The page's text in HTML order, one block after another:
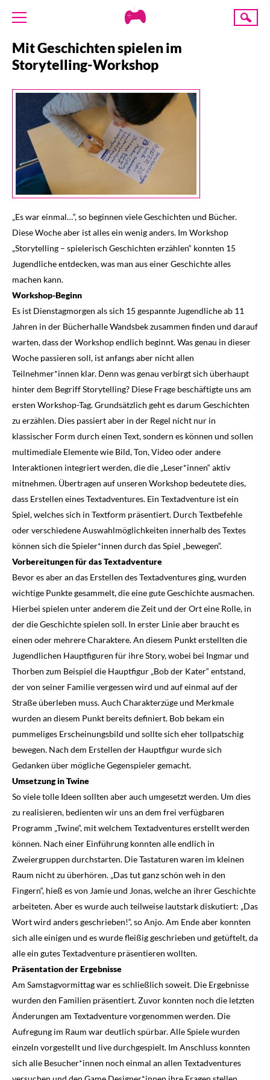
Creative
ÜBER UNS
AKTUELLES
TERMINE
ANGEBOTE
PROJEKTE
PRESSE
SPENDE
Suche
Mit Geschichten spielen im
Storytelling-Workshop
„Es war einmal…“, so beginnen viele Geschichten und Bücher.
Diese Woche aber ist alles ein wenig anders. Im Workshop
„Storytelling – spielerisch Geschichten erzählen“ konnten 15
Jugendliche entdecken, was man aus einer Geschichte alles
machen kann.
Workshop-Beginn
Es ist Dienstagmorgen als sich 15 gespannte Jugendliche ab 11
Jahren in der Bücherhalle Wandsbek zusammen finden und darauf
warten, dass der Workshop endlich beginnt. Was genau in dieser
Woche passieren soll, ist anfangs aber nicht allen
Teilnehmer*innen klar. Denn was genau verbirgt sich überhaupt
hinter dem Begriff Storytelling? Diese Frage beschäftigte uns am
ersten Workshop-Tag. Grundsätzlich geht es darum Geschichten
zu erzählen. Dies passiert aber in der Regel nicht nur in
klassischer Form durch einen Text, sondern es können und sollen
multimediale Elemente wie Bild, Ton, Video oder andere
Interaktionen integriert werden, die die „Leser*innen“ aktiv
mitnehmen. Übertragen auf unseren Workshop bedeutete dies,
dass Erstellen eines Textadventures. Ein Textadventure ist ein
Spiel, welches sich in Textform präsentiert. Durch Textbefehle
oder verschiedene Auswahlmöglichkeiten innerhalb des Textes
können sich die Spieler*innen durch das Spiel „bewegen“.
Vorbereitungen für das Textadventure
Bevor es aber an das Erstellen des Textadventures ging, wurden
wichtige Punkte gesammelt, die eine gute Geschichte ausmachen.
Hierbei spielen unter anderem die Zeit und der Ort eine Rolle, in
der die Geschichte spielen soll. In erster Linie aber braucht es
einen oder mehrere Charaktere. An diesem Punkt erstellten die
Jugendlichen Hauptfiguren für ihre Story, wobei bei Ingmar und
Thorben zum Beispiel die Hauptfigur „Bob der Kater“ entstand,
der von seiner Familie vergessen wird und auf einmal auf der
Straße überleben muss. Auch Charakterzüge und Merkmale
wurden an diesem Punkt bereits definiert. Bob bekam ein
pummeliges Erscheinungsbild und sollte sich eher tollpatschig
bewegen. Nach dem Erstellen der Hauptfigur wurde sich
Gedanken über mögliche Gegenspieler gemacht.
Umsetzung in Twine
So viele tolle Ideen sollten aber auch umgesetzt werden. Um dies
zu realisieren, bedienten wir uns an dem frei verfügbaren
Programm „Twine“, mit welchem Textadventures erstellt werden
können. Nach einer Einführung konnten alle endlich in
Zweiergruppen durchstarten. Die Tastaturen waren im kleinen
Raum nicht zu überhören. „Das tut ganz schön weh in den
Fingern“, hieß es von Jamie und Jonas, welche an ihrer Geschichte
arbeiteten. Aber es wurde auch teilweise lautstark diskutiert: „Das
Wort wird anders geschrieben!“, so Anjo. Am Ende aber konnten
sich alle einigen und es wurde fleißig geschrieben und getüftelt, da
alle ein gutes Textadventure präsentieren wollten.
Präsentation der Ergebnisse
Am Samstagvormittag war es schließlich soweit. Die Ergebnisse
wurden den Familien präsentiert. Zuvor konnten noch die letzten
Änderungen am Textadventure vorgenommen werden. Die
Aufregung im Raum war deutlich spürbar. Alle Spiele wurden
einzeln vorgestellt und live durchgespielt. Im Anschluss konnten
sich alle Besucher*innen noch einmal an allen Textadventures